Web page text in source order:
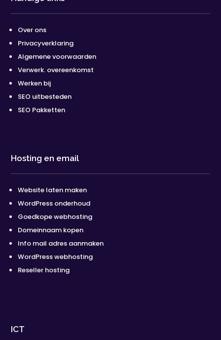
Over ons
Privacyverklaring
Algemene voorwaarden
Verwerk. overeenkomst
Werken bij
SEO uitbesteden
SEO Pakketten
Hosting en email
Website laten maken
WordPress onderhoud
Goedkope webhosting
Domeinnaam kopen
Info mail adres aanmaken
WordPress webhosting
Reseller hosting
ICT